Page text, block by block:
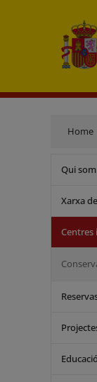
Home
Qui som
Xarxa
Centres